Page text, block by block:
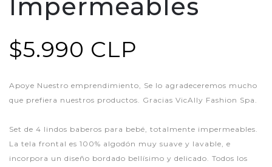
Impermeables
$5.990 CLP
Apoye Nuestro emprendimiento, Se lo agradeceremos mucho
que prefiera nuestros productos. Gracias VicAlly Fashion Spa.
Set de 4 lindos baberos para bebé, totalmente impermeables.
La tela frontal es 100% algodón muy suave y lavable, e
incorpora un diseño bordado bellísimo y delicado. Todos los